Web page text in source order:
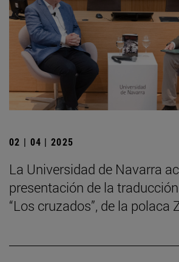
02 | 04 | 2025
La Universidad de Navarra
presentación de la
“Los cruzados”, de la polaca